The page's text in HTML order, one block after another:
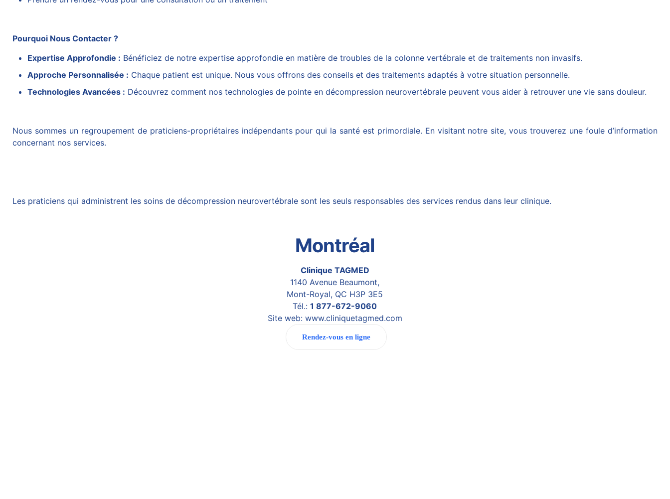
Pourquoi Nous Contacter ?
Expertise Approfondie : Bénéficiez de notre expertise approfondie en matière de troubles de la colonne vertébrale et de traitements non invasifs.
Approche Personnalisée : Chaque patient est unique. Nous vous offrons des conseils et des traitements adaptés à votre situation personnelle.
Technologies Avancées : Découvrez comment nos technologies de pointe endécompression neurovertébrale peuvent vous aider à retrouver une vie sans douleur.
Nous sommes un regroupement de praticiens-propriétaires indépendants pour qui la santé est primordiale. En visitant notre site, vous trouverez une foule d’information
concernant nos services.
Les praticiens qui administrent les soins dedécompression neurovertébrale sont les seuls responsables des services rendus dans leur clinique.
Montréal
Clinique TAGMED
1140 Avenue Beaumont,
Mont-Royal, QC H3P 3E5
Tél.:1 877-672-9060
Site web: www.cliniquetagmed.com
Rendez-vous en ligne